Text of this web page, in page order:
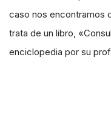
caso nos encontramos
trata de un libro,
enciclopedia por su